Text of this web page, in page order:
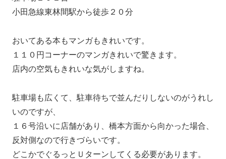
小田急線東林間駅から徒歩２０分
おいてある本もマンガもきれいです。
１１０円コーナーのマンガきれいで驚きます。
店内の空気もきれいな気がしますね。
駐車場も広くて、駐車待ちで並んだりしないのがうれし
いのですが、
１６号沿いに店舗があり、橋本方面から向かった場合、
反対側なので行きづらいです。
どこかでぐるっとＵターンしてくる必要があります。